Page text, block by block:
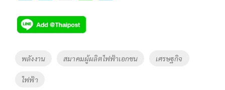
e
b
o
o
tt
er
p
y
Li
Tags
พลังงาน สมาคมผู้ผลิตไฟฟ้าเอกชน เศรษฐกิจ
ไฟฟ้า